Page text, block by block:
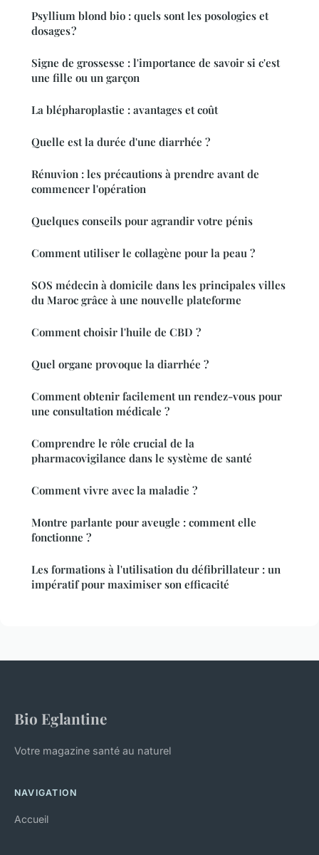
Psyllium blond bio : quels sont les posologies et
dosages ?
Signe de grossesse : l'importance de savoir si c'est
une fille ou un garçon
La blépharoplastie : avantages et coût
Quelle est la durée d'une diarrhée ?
Rénuvion : les précautions à prendre avant de
commencer l'opération
Quelques conseils pour agrandir votre pénis
Comment utiliser le collagène pour la peau ?
SOS médecin à domicile dans les principales villes
du Maroc grâce à une nouvelle plateforme
Comment choisir l'huile de CBD ?
Quel organe provoque la diarrhée ?
Comment obtenir facilement un rendez-vous pour
une consultation médicale ?
Comprendre le rôle crucial de la
pharmacovigilance dans le système de santé
Comment vivre avec la maladie ?
Montre parlante pour aveugle : comment elle
fonctionne ?
Les formations à l'utilisation du défibrillateur : un
impératif pour maximiser son efficacité
Bio Eglantine
Votre magazine santé au naturel
NAVIGATION
Accueil